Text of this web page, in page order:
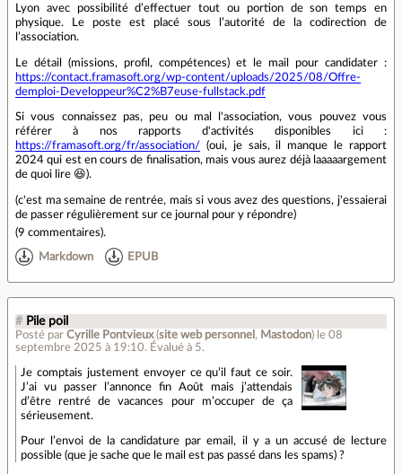
Lyon avec possibilité d’effectuer tout ou portion de son temps en
physique. Le poste est placé sous l’autorité de la codirection de
l’association.
Le détail (missions, profil, compétences) et le mail pour candidater :
https://contact.framasoft.org/wp-content/uploads/2025/08/Offre-
demploi-Developpeur%C2%B7euse-fullstack.pdf
Si vous connaissez pas, peu ou mal l'association, vous pouvez vous
référer à nos rapports d'activités disponibles ici :
https://framasoft.org/fr/association/ (oui, je sais, il manque le rapport
2024 qui est en cours de finalisation, mais vous aurez déjà laaaaargement
de quoi lire 😆).
(c'est ma semaine de rentrée, mais si vous avez des questions, j'essaierai
de passer régulièrement sur ce journal pour y répondre)
(9 commentaires).
Markdown EPUB
# Pile poil
Posté par Cyrille Pontvieux(site web personnel , Mastodon) le 08
septembre 2025 à 19:10. Évalué à 5.
Je comptais justement envoyer ce qu’il faut ce soir.
J’ai vu passer l’annonce fin Août mais j’attendais
d’être rentré de vacances pour m’occuper de ça
sérieusement.
Pour l’envoi de la candidature par email, il y a un accusé de lecture
possible (que je sache que le mail est pas passé dans les spams) ?